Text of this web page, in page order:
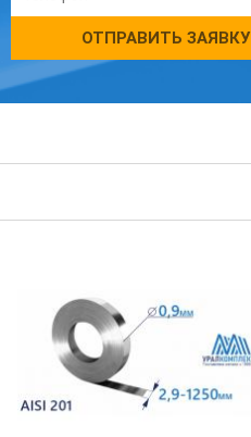
ОТПРАВИТЬ ЗАЯВКУ